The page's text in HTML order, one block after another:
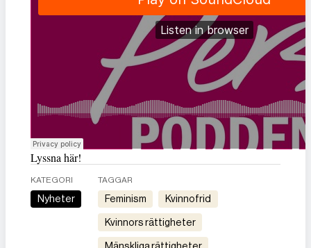
Lyssna här!
KATEGORI
Nyheter
TAGGAR
feminism kvinnofrid
kvinnors rättigheter
mänskliga rättigheter